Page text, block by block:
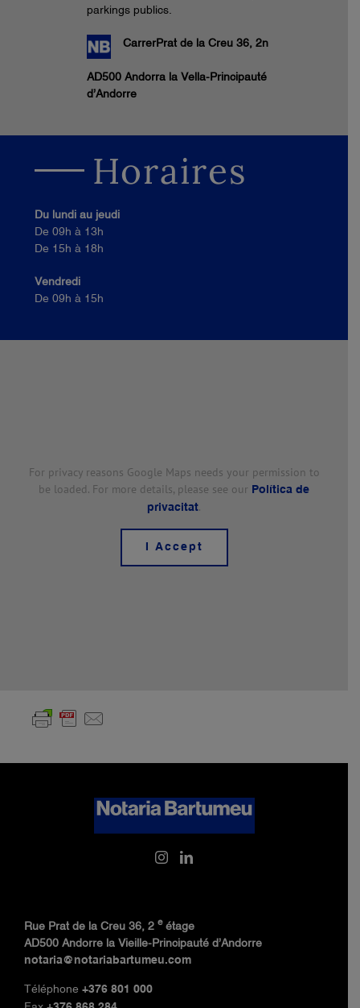
parkings publics.
CarrerPrat de la Creu 36, 2n
AD500 Andorra la Vella-Principauté
d’Andorre
Horaires
Du lundi au jeudi
De 09h à 13h
De 15h à 18h
Vendredi
De 09h à 15h
For privacy reasons Google Maps needs your permission to
be loaded. For more details, please see our Política de
privacitat.
I Accept
Rue Prat de la Creu 36, 2 eétage
AD500 Andorre la Vieille-Principauté d’Andorre
notaria@notariabartumeu.com
Téléphone +376 801 000